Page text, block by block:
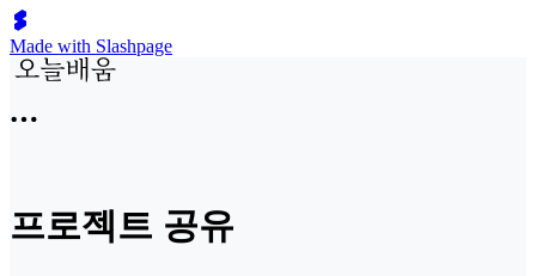
Made with Slashpage
프로젝트 공유